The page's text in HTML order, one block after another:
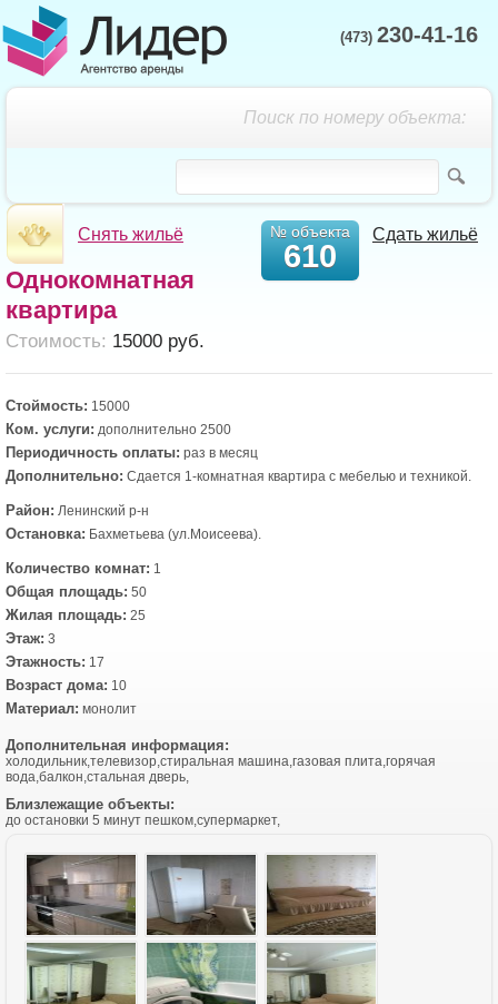
(473) 230-41-16
Поиск по номеру объекта:
Снять жильё Сдать жильё
№ объекта
610
Однокомнатная
квартира
Cтоимость: 15000 руб.
Стоймость: 15000
Ком. услуги: дополнительно 2500
Периодичность оплаты: раз в месяц
Дополнительно: Сдается 1-комнатная квартира с мебелью и техникой.
Район: Ленинский р-н
Остановка: Бахметьева (ул.Моисеева).
Количество комнат: 1
Общая площадь: 50
Жилая площадь: 25
Этаж: 3
Этажность: 17
Возраст дома: 10
Материал: монолит
Дополнительная информация:
холодильник,телевизор,стиральная машина,газовая плита,горячая
вода,балкон,стальная дверь,
Близлежащие объекты:
до остановки 5 минут пешком,супермаркет,